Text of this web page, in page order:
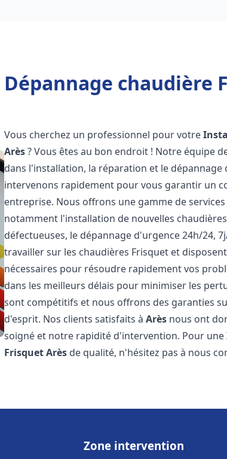
chaudière
Vous cherchez un professionnel pour votre
Arès? Vous êtes au bon endroit ! Notre équipe
dans l'installation, la réparation et le
intervenons rapidement pour vous garantir un
entreprise. Nous offrons une gamme de
notamment l'installation de nouvelles
défectueuses, le dépannage d'urgence 24h/24,
travailler sur les chaudières Frisquet et
nécessaires pour résoudre rapidement vos
dans les meilleurs délais pour minimiser les
sont compétitifs et nous offrons des garanties
d'esprit. Nos clients satisfaits àArès nous ont
soigné et notre rapidité d'intervention. Pour une
FrisquetArès de qualité, n'hésitez pas à nous
Zone intervention